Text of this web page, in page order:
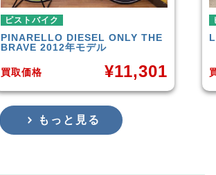
トバイク
DIESEL ONLY THE
2012年モデル
価格 11,301
ピス
買取
もっと見る